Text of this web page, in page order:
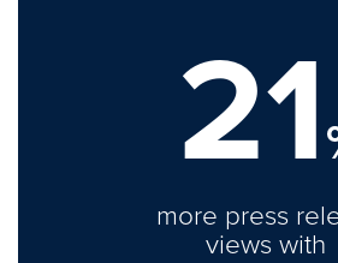
21
more press
views with